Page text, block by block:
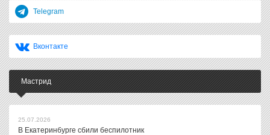
Telegram
Вконтакте
Мастрид
25.07.2026
В Екатеринбурге сбили беспилотник